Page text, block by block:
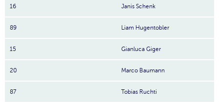
16 Janis Schenk
89 Liam Hugentobler
15 Gianluca Giger
20 Marco Baumann
87 Tobias Ruchti